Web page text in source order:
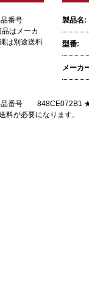
品番号
はメーカ
は別途送料
製品名:
型番:
メーカ
品番号 848CE072B1
が必要になります。